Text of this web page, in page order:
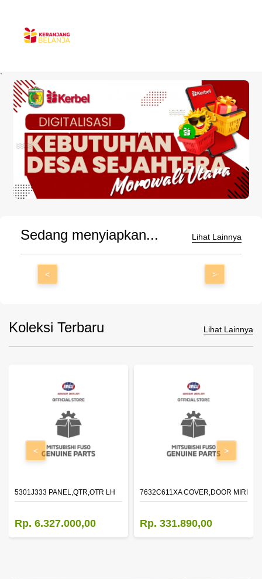
`
Sedang menyiapkan... Lihat Lainnya
< >
Koleksi Terbaru Lihat Lainnya
5301J333 PANEL,QTR,OTR LH
Rp. 6.327.000,00
7632C611XA COVER,DOOR
Rp. 331.890,00
< >